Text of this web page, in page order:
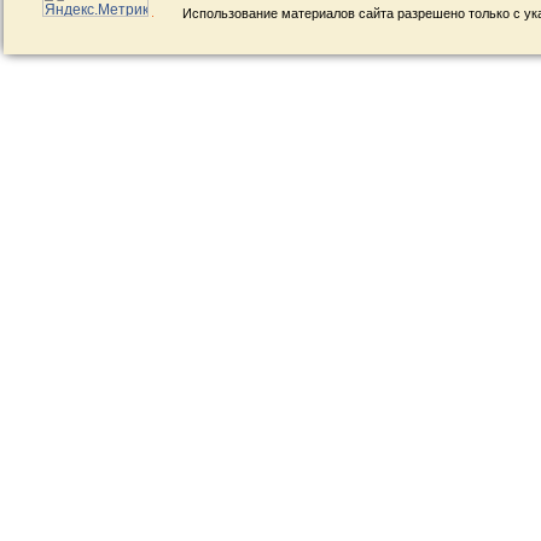
Использование материалов сайта разрешено только с